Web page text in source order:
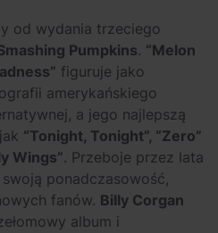
od wydania trzeciego
Pumpkins. “Melon
figuruje jako
amerykańskiego
a jego najlepszą
“Tonight, Tonight”, “Zero”
Wings”. Przeboje przez lata
ponadczasowość,
fanów. Billy Corgan
album i